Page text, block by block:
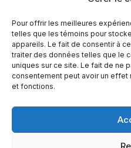
Pour offrir les meilleures
telles que les témoins pour
appareils. Le fait de consentir à
traiter des données telles que le
uniques sur ce site. Le fait de ne
consentement peut avoir un
et fonctions.
Ce site internet a été conçu et
Inc.